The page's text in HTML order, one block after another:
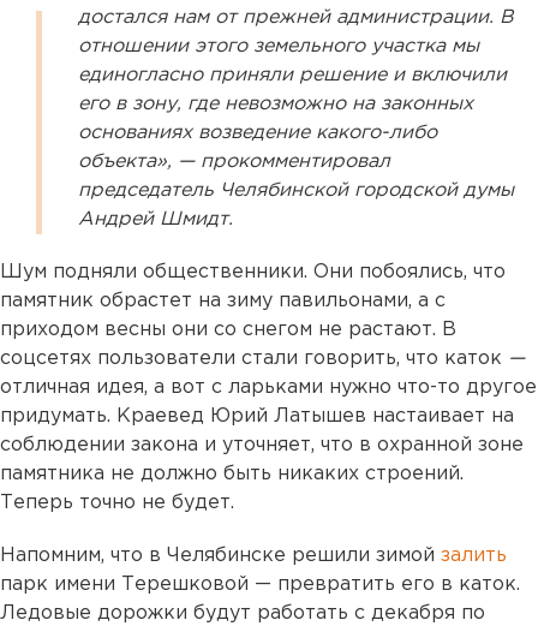
достался нам от прежней администрации. В
отношении этого земельного участка мы
единогласно приняли решение и включили
его в зону, где невозможно на законных
основаниях возведение какого-либо
объекта», — прокомментировал
председатель Челябинской городской думы
Андрей Шмидт.
Шум подняли общественники. Они побоялись, что
памятник обрастет на зиму павильонами, а с
приходом весны они со снегом не растают. В
соцсетях пользователи стали говорить, что каток —
отличная идея, а вот с ларьками нужно что-то другое
придумать. Краевед Юрий Латышев настаивает на
соблюдении закона и уточняет, что в охранной зоне
памятника не должно быть никаких строений.
Теперь точно не будет.
Напомним, что в Челябинске решили зимой залить
парк имени Терешковой — превратить его в каток.
Ледовые дорожки будут работать с декабря по